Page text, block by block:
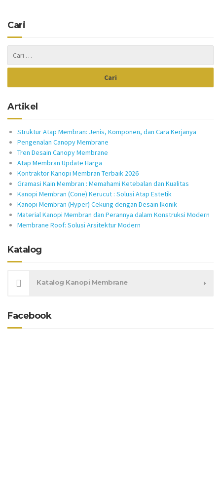
Cari
Artikel
Struktur Atap Membran: Jenis, Komponen, dan Cara Kerjanya
Pengenalan Canopy Membrane
Tren Desain Canopy Membrane
Atap Membran Update Harga
Kontraktor Kanopi Membran Terbaik 2026
Gramasi Kain Membran : Memahami Ketebalan dan Kualitas
Kanopi Membran (Cone) Kerucut : Solusi Atap Estetik
Kanopi Membran (Hyper) Cekung dengan Desain Ikonik
Material Kanopi Membran dan Perannya dalam Konstruksi Modern
Membrane Roof: Solusi Arsitektur Modern
Katalog
Katalog Kanopi Membrane
Facebook